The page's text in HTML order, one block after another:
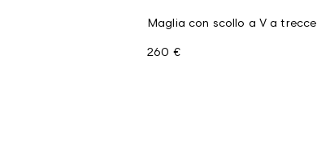
Maglia con scollo a V a trecce
260 €